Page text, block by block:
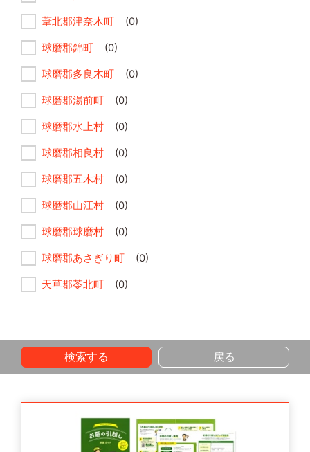
葦北郡津奈木町 (0)
球磨郡錦町 (0)
球磨郡多良木町 (0)
球磨郡湯前町 (0)
球磨郡水上村 (0)
球磨郡相良村 (0)
球磨郡五木村 (0)
球磨郡山江村 (0)
球磨郡球磨村 (0)
球磨郡あさぎり町 (0)
天草郡苓北町 (0)
検索する 戻る